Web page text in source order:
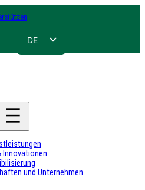
DE
Innovationen
und Unternehmen